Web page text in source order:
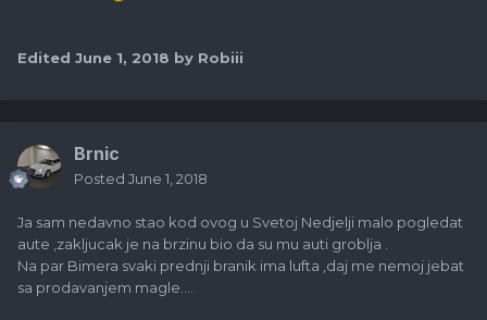
Edited June 1, 2018 by Robiii
Brnic
Posted June 1, 2018
Ja sam nedavno stao kod ovog u Svetoj Nedjelji malo pogledat
aute ,zakljucak je na brzinu bio da su mu auti groblja .
Na par Bimera svaki prednji branik ima lufta ,daj me nemoj jebat
sa prodavanjem magle....